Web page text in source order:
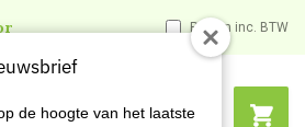
Prijzen inc. BTW
de hoogte van het laatste